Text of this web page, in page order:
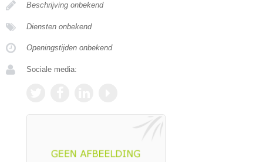
Beschrijving onbekend
Diensten onbekend
Openingstijden onbekend
Sociale media: